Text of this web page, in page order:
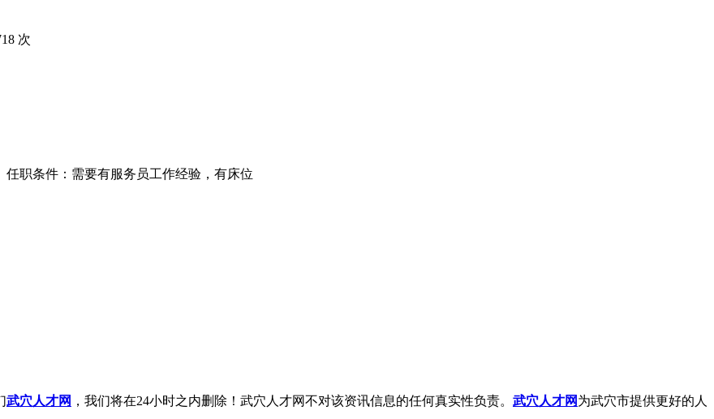
次
职条件：需要有服务员工作经验，有床位
武穴人才网 ，我们将在24小时之内删除！武穴人才网不对该资讯信息的任何真实性负责。 武穴人才网为武穴市提供更好的人